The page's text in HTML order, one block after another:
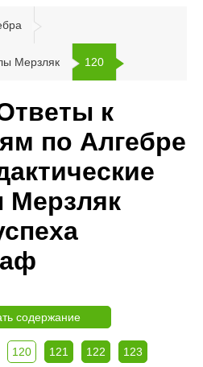
Мерзляк 120
к
по Алгебре
Мерзляк
содержание
120 121 122 123